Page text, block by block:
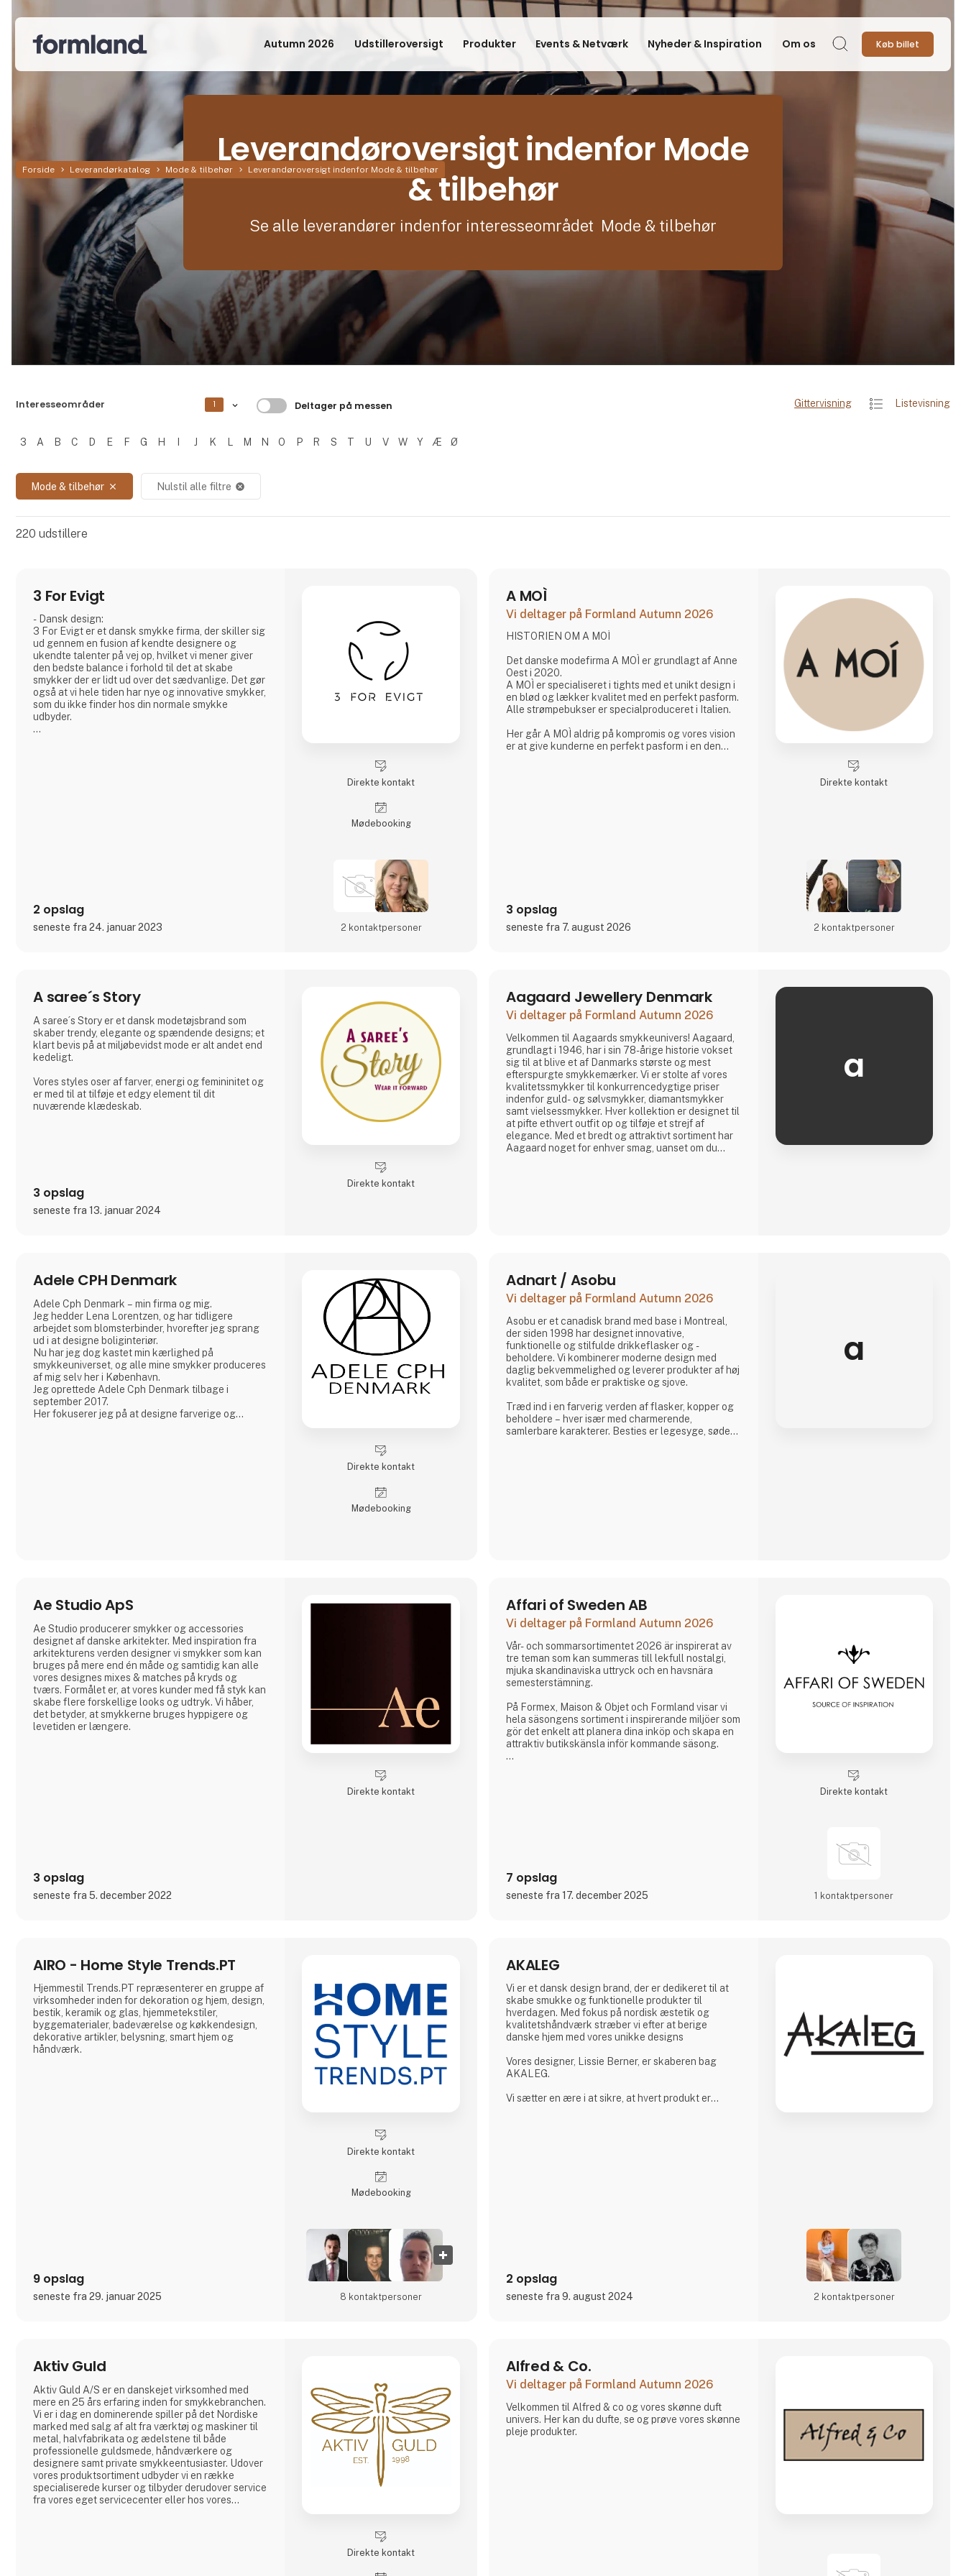
Autumn 2026 Udstilleroversigt Produkter Events & Netværk Nyheder & Inspiration Om os Søg Køb billet
Forside Leverandørkatalog Mode & tilbehør Leverandøroversigt indenfor Mode & tilbehør
Leverandøroversigt indenfor Mode
& tilbehør
Se alle leverandører indenfor interesseområdet Mode & tilbehør
Interesseområder 1 Filtrer resultater
Deltager på messen
Filtrer resultater
3 A B C D E F G H J K L M N O P R S T U V W Y Æ Ø
Mode & tilbehør close Nulstil alle filtre cancel
Gittervisning Listevisning
220 udstillere
3 For Evigt
- Dansk design:
3 For Evigt er et dansk smykke firma, der skiller sig
ud gennem en fusion af kendte designere og
ukendte talenter på vej op, hvilket vi mener giver
den bedste balance i forhold til det at skabe
smykker der er lidt ud over det sædvanlige. Det gør
også at vi hele tiden har nye og innovative smykker,
som du ikke finder hos din normale smykke
udbyder.
2 opslag
seneste fra 24. januar 2023
Direkte kontakt
Møde­booking
2 kontakt­personer
A MOÌ
Vi deltager på Formland Autumn 2026
HISTORIEN OM A MOÌ
Det danske modefirma A MOÌ er grundlagt af Anne
Oest i 2020.
A MOÌ er specialiseret i tights med et unikt design i
en blød og lækker kvalitet med en perfekt pasform.
Alle strømpebukser er specialproduceret i Italien.
Her går A MOÌ aldrig på kompromis og vores vision
er at give kunderne en perfekt pasform i en den
3 opslag
seneste fra 7. august 2026
Direkte kontakt
2 kontakt­personer
A saree´s Story
A saree´s Story er et dansk modetøjsbrand som
skaber trendy, elegante og spændende designs; et
klart bevis på at miljøbevidst mode er alt andet end
kedeligt.
Vores styles oser af farver, energi og femininitet og
er med til at tilføje et edgy element til dit
nuværende klædeskab.
3 opslag
seneste fra 13. januar 2024
Direkte kontakt
Aagaard Jewellery Denmark
Vi deltager på Formland Autumn 2026
Velkommen til Aagaards smykkeunivers! Aagaard,
grundlagt i 1946, har i sin 78-årige historie vokset
sig til at blive et af Danmarks største og mest
efterspurgte smykkemærker. Vi er stolte af vores
kvalitetssmykker til konkurrencedygtige priser
indenfor guld- og sølvsmykker, diamantsmykker
samt vielsessmykker. Hver kollektion er designet til
at pifte ethvert outfit op og tilføje et strejf af
elegance. Med et bredt og attraktivt sortiment har
Aagaard noget for enhver smag, uanset om du
a
Adele CPH Denmark
Adele Cph Denmark – min firma og mig.
Jeg hedder Lena Lorentzen, og har tidligere
arbejdet som blomsterbinder, hvorefter jeg sprang
ud i at designe boliginteriør.
Nu har jeg dog kastet min kærlighed på
smykkeuniverset, og alle mine smykker produceres
af mig selv her i København.
Jeg oprettede Adele Cph Denmark tilbage i
september 2017.
Her fokuserer jeg på at designe farverige og
Direkte kontakt
Møde­booking
Adnart / Asobu
Vi deltager på Formland Autumn 2026
Asobu er et canadisk brand med base i Montreal,
der siden 1998 har designet innovative,
funktionelle og stilfulde drikkeflasker og -
beholdere. Vi kombinerer moderne design med
daglig bekvemmelighed og leverer produkter af høj
kvalitet, som både er praktiske og sjove.
Træd ind i en farverig verden af flasker, kopper og
beholdere – hver især med charmerende,
samlerbare karakterer. Besties er legesyge, søde
a
Ae Studio ApS
Ae Studio producerer smykker og accessories
designet af danske arkitekter. Med inspiration fra
arkitekturens verden designer vi smykker som kan
bruges på mere end én måde og samtidig kan alle
vores designes mixes & matches på kryds og
tværs. Formålet er, at vores kunder med få styk kan
skabe flere forskellige looks og udtryk. Vi håber,
det betyder, at smykkerne bruges hyppigere og
levetiden er længere.
3 opslag
seneste fra 5. december 2022
Direkte kontakt
Affari of Sweden AB
Vi deltager på Formland Autumn 2026
Vår- och sommarsortimentet 2026 är inspirerat av
tre teman som kan summeras till lekfull nostalgi,
mjuka skandinaviska uttryck och en havsnära
semesterstämning.
På Formex, Maison & Objet och Formland visar vi
hela säsongens sortiment i inspirerande miljöer som
gör det enkelt att planera dina inköp och skapa en
attraktiv butikskänsla inför kommande säsong.
7 opslag
seneste fra 17. december 2025
Direkte kontakt
1 kontakt­personer
AIRO - Home Style Trends.PT
Hjemmestil Trends.PT repræsenterer en gruppe af
virksomheder inden for dekoration og hjem, design,
bestik, keramik og glas, hjemmetekstiler,
byggematerialer, badeværelse og køkkendesign,
dekorative artikler, belysning, smart hjem og
håndværk.
9 opslag
seneste fra 29. januar 2025
Direkte kontakt
Møde­booking
8 kontakt­personer
AKALEG
Vi er et dansk design brand, der er dedikeret til at
skabe smukke og funktionelle produkter til
hverdagen. Med fokus på nordisk æstetik og
kvalitetshåndværk stræber vi efter at berige
danske hjem med vores unikke designs
Vores designer, Lissie Berner, er skaberen bag
AKALEG.
Vi sætter en ære i at sikre, at hvert produkt er
2 opslag
seneste fra 9. august 2024 2 kontakt­personer
Aktiv Guld
Aktiv Guld A/S er en danskejet virksomhed med
mere en 25 års erfaring inden for smykkebranchen.
Vi er i dag en dominerende spiller på det Nordiske
marked med salg af alt fra værktøj og maskiner til
metal, halvfabrikata og ædelstene til både
professionelle guldsmede, håndværkere og
designere samt private smykkeentusiaster. Udover
vores produktsortiment udbyder vi en række
specialiserede kurser og tilbyder derudover service
fra vores eget servicecenter eller hos vores
Direkte kontakt
Alfred & Co.
Vi deltager på Formland Autumn 2026
Velkommen til Alfred & co og vores skønne duft
univers. Her kan du dufte, se og prøve vores skønne
pleje produkter.